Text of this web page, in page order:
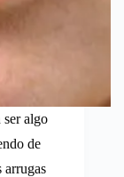
ser algo
de
arrugas